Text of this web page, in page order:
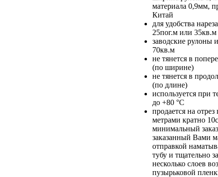
материала 0,9мм,
Китай
для удобства
25пог.м или 35кв.м
заводские рулоны
70кв.м
не тянется в
(по ширине)
не тянется в
(по длине)
используется при
до +80 °С
продается на
метрами кратно
минимальный
заказанный Вами
отправкой
тубу и тщательно
несколько слоев
пузырьковой